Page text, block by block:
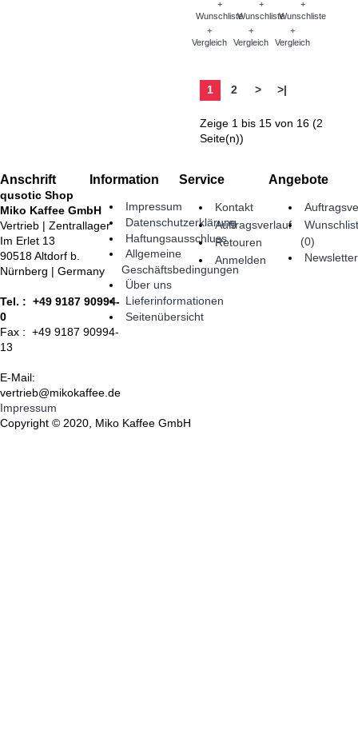
+
Wunschliste
+
Vergleich
+
Wunschliste
+
Vergleich
+
Wunschliste
+
Vergleich
1 2 > >|
Zeige 1 bis 15 von 16 (2
Seite(n))
Anschrift
qusotic Shop
Miko Kaffee GmbH
Vertrieb | Zentrallager
Im Erlet 13
90518 Altdorf b.
Nürnberg | Germany
Tel. : +49 9187 90994-
0
Fax : +49 9187 90994-
13
E-Mail:
vertrieb@mikokaffee.de
Information
Impressum
Datenschutzerklärung
Haftungsausschluss
Allgemeine
Geschäftsbedingungen
Über uns
Lieferinformationen
Seitenübersicht
Service
Kontakt
Auftragsverlauf
Retouren
Anmelden
Angebote
(0)
Newsletter
Impressum
Copyright © 2020, Miko Kaffee GmbH